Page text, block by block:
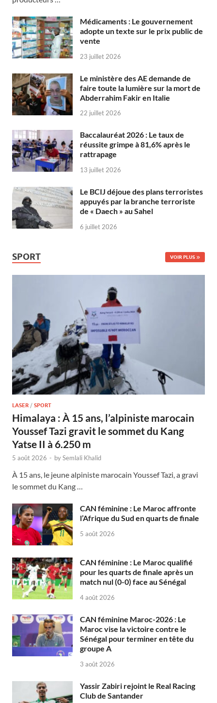
Médicaments : Le gouvernement
adopte un texte sur le prix public de
vente
23 juillet 2026
Le ministère des AE demande de
faire toute la lumière sur la mort de
Abderrahim Fakir en Italie
22 juillet 2026
Baccalauréat 2026 : Le taux de
réussite grimpe à 81,6% après le
rattrapage
13 juillet 2026
Le BCIJ déjoue des plans terroristes
appuyés par la branche terroriste
de « Daech » au Sahel
6 juillet 2026
SPORT VOIR PLUS
LASER / SPORT
Himalaya : À 15 ans, l’alpiniste marocain
Youssef Tazi gravit le sommet du Kang
Yatse II à 6.250 m
5 août 2026 - bySemlali Khalid
À 15 ans, le jeune alpiniste marocain Youssef Tazi, a gravi
le sommet du Kang …
CAN féminine : Le Maroc affronte
l’Afrique du Sud en quarts de finale
5 août 2026
CAN féminine : Le Maroc qualifié
pour les quarts de finale après un
match nul (0-0) face au Sénégal
4 août 2026
CAN féminine Maroc-2026 : Le
Maroc vise la victoire contre le
Sénégal pour terminer en tête du
groupe A
3 août 2026
Yassir Zabiri rejoint le Real Racing
Club de Santander